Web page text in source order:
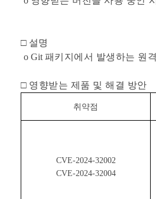
□ 설명
o Git 패키지에서 발생하는 원
□ 영향받는 제품 및 해결 방안
취약점
CVE-2024-32002
CVE-2024-32004